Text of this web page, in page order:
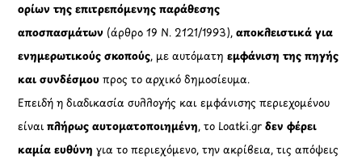
ορίων της επιτρεπόμενης παράθεσης
αποσπασμάτων (άρθρο 19 Ν. 2121/1993), αποκλειστικά για
ενημερωτικούς σκοπούς, με αυτόματηεμφάνιση της πηγής
και συνδέσμου προς το αρχικό δημοσίευμα.
Επειδή η διαδικασία συλλογής και εμφάνισης περιεχομένου
είναιπλήρως αυτοματοποιημένη, το Loatki.grδεν φέρει
καμία ευθύνη για το περιεχόμενο, την ακρίβεια, τις απόψεις